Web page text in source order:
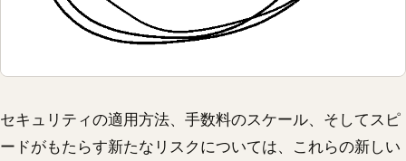
セキュリティの適用方法、手数料のスケール、そしてスピ
ードがもたらす新たなリスクについては、これらの新しい